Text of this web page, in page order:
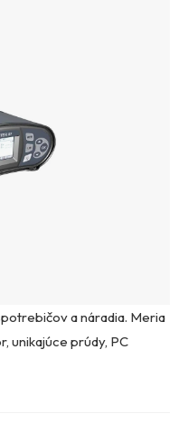
a náradia. Meria
unikajúce prúdy, PC